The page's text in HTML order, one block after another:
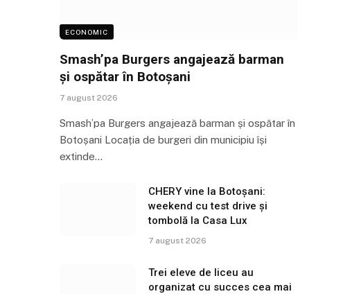
ECONOMIC
Smash’pa Burgers angajează barman
și ospătar în Botoșani
7 august 2026
Smash’pa Burgers angajează barman și ospătar în
Botoșani Locația de burgeri din municipiu își
extinde…
CHERY vine la Botoșani:
weekend cu test drive și
tombolă la Casa Lux
7 august 2026
Trei eleve de liceu au
organizat cu succes cea mai